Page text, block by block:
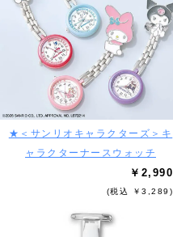
★＜サンリオキャラクターズ＞キ
ャラクターナースウォッチ
￥2,990
(税込 ￥3,289)